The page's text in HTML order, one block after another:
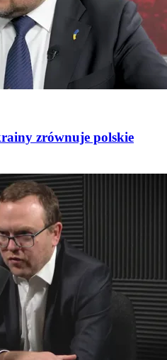
zrównuje polskie